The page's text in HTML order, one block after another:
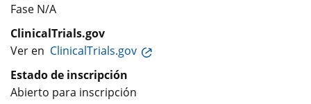
Fase N/A
ClinicalTrials.gov
Ver en ClinicalTrials.gov
Estado de inscripción
Abierto para inscripción